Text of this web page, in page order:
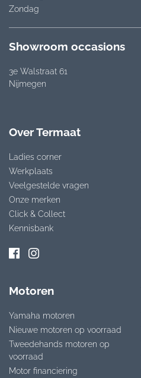
Zondag
Showroom occasions
3e Walstraat 61
Nijmegen
Over Termaat
Ladies corner
Werkplaats
Veelgestelde vragen
Onze merken
Click & Collect
Kennisbank
Motoren
Yamaha motoren
Nieuwe motoren op voorraad
Tweedehands motoren op
voorraad
Motor financiering